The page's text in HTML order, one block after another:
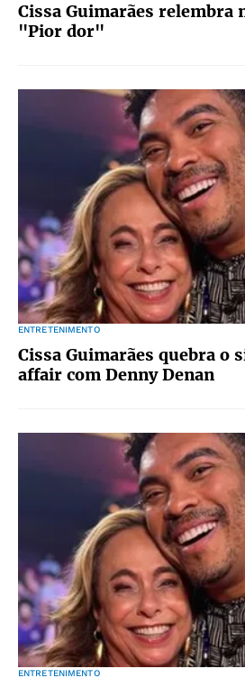
Cissa Guimarães relembra
"Pior dor"
ENTRETENIMENTO
Cissa Guimarães quebra o
affair com Denny Denan
ENTRETENIMENTO